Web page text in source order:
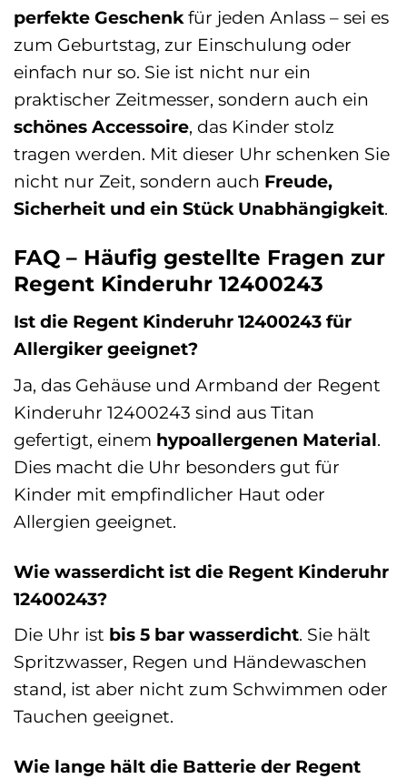
perfekte Geschenk für jeden Anlass – sei es
zum Geburtstag, zur Einschulung oder
einfach nur so. Sie ist nicht nur ein
praktischer Zeitmesser, sondern auch ein
schönes Accessoire, das Kinder stolz
tragen werden. Mit dieser Uhr schenken Sie
nicht nur Zeit, sondern auch Freude,
Sicherheit und ein Stück Unabhängigkeit.
FAQ – Häufig gestellte Fragen zur
Regent Kinderuhr 12400243
Ist die Regent Kinderuhr 12400243 für
Allergiker geeignet?
Ja, das Gehäuse und Armband der Regent
Kinderuhr 12400243 sind aus Titan
gefertigt, einem hypoallergenen Material.
Dies macht die Uhr besonders gut für
Kinder mit empfindlicher Haut oder
Allergien geeignet.
Wie wasserdicht ist die Regent Kinderuhr
12400243?
Die Uhr ist bis 5 bar wasserdicht. Sie hält
Spritzwasser, Regen und Händewaschen
stand, ist aber nicht zum Schwimmen oder
Tauchen geeignet.
Wie lange hält die Batterie der Regent